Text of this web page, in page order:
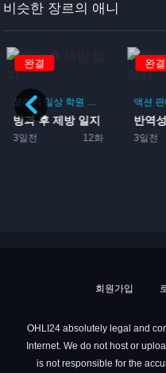
비슷한 장르의 애니
완결
코미디 일상 학원 드라마 부활동
방과 후 제방 일지
3일전 12화
완결
액션 판
3일전
회원가입
OHLI24 absolutely legal and
Internet. We do not host or
is not responsible for the